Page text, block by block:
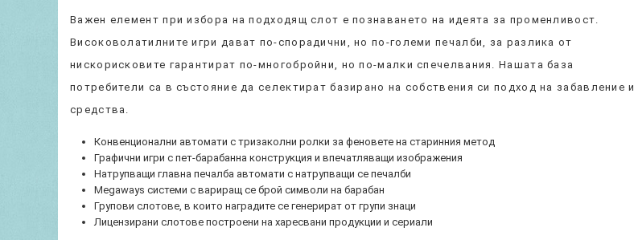
Важен елемент при избора на подходящ слот е познаването на идеята за променливост.
Високоволатилните игри дават по-спорадични, но по-големи печалби, за разлика от
нискорисковите гарантират по-многобройни, но по-малки спечелвания. Нашата база
потребители са в състояние да селектират базирано на собствения си подход на забавление и
средства.
Конвенционални автомати с тризаколни ролки за феновете на старинния метод
Графични игри с пет-барабанна конструкция и впечатляващи изображения
Натрупващи главна печалба автомати с натрупващи се печалби
Megaways системи с вариращ се брой символи на барабан
Групови слотове, в които наградите се генерират от групи знаци
Лицензирани слотове построени на харесвани продукции и сериали